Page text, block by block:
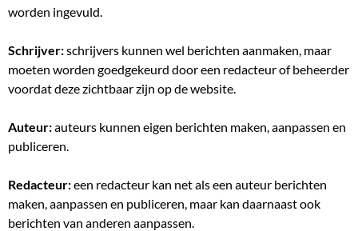
worden ingevuld.
Schrijver:schrijvers kunnen wel berichten aanmaken, maar
moeten worden goedgekeurd door een redacteur of beheerder
voordat deze zichtbaar zijn op de website.
Auteur:auteurs kunnen eigen berichten maken, aanpassen en
publiceren.
Redacteur:een redacteur kan net als een auteur berichten
maken, aanpassen en publiceren, maar kan daarnaast ook
berichten van anderen aanpassen.